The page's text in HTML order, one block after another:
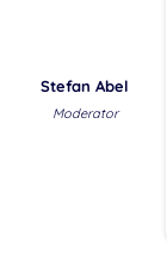
Stefan Abel
Moderator